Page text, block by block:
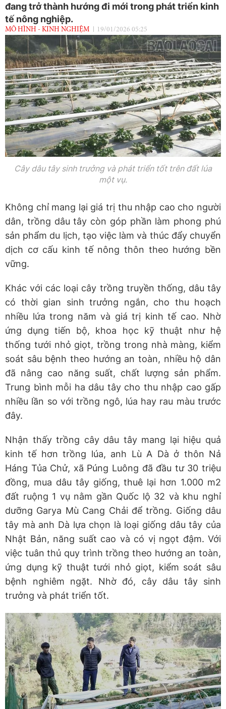
đang trở thành hướng đi mới trong phát triển kinh
tế nông nghiệp.
MÔ HÌNH - KINH NGHIỆM 19/01/2026 05:25
Cây dâu tây sinh trưởng và phát triển tốt trên đất lúa
một vụ.
Không chỉ mang lại giá trị thu nhập cao cho người
dân, trồng dâu tây còn góp phần làm phong phú
sản phẩm du lịch, tạo việc làm và thúc đẩy chuyển
dịch cơ cấu kinh tế nông thôn theo hướng bền
vững.
Khác với các loại cây trồng truyền thống, dâu tây
có thời gian sinh trưởng ngắn, cho thu hoạch
nhiều lứa trong năm và giá trị kinh tế cao. Nhờ
ứng dụng tiến bộ, khoa học kỹ thuật như hệ
thống tưới nhỏ giọt, trồng trong nhà màng, kiểm
soát sâu bệnh theo hướng an toàn, nhiều hộ dân
đã nâng cao năng suất, chất lượng sản phẩm.
Trung bình mỗi ha dâu tây cho thu nhập cao gấp
nhiều lần so với trồng ngô, lúa hay rau màu trước
đây.
Nhận thấy trồng cây dâu tây mang lại hiệu quả
kinh tế hơn trồng lúa, anh Lù A Dà ở thôn Nả
Háng Tủa Chử, xã Púng Luông đã đầu tư 30 triệu
đồng, mua dâu tây giống, thuê lại hơn 1.000 m2
đất ruộng 1 vụ nằm gần Quốc lộ 32 và khu nghỉ
dưỡng Garya Mù Cang Chải để trồng. Giống dâu
tây mà anh Dà lựa chọn là loại giống dâu tây của
Nhật Bản, năng suất cao và có vị ngọt đậm. Với
việc tuân thủ quy trình trồng theo hướng an toàn,
ứng dụng kỹ thuật tưới nhỏ giọt, kiểm soát sâu
bệnh nghiêm ngặt. Nhờ đó, cây dâu tây sinh
trưởng và phát triển tốt.